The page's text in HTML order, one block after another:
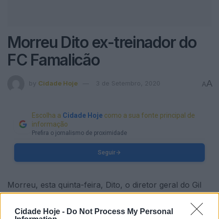
Cidade Hoje - Do Not Process My Personal
Morreu Dito ex-treinador do
FC Famalicão
by Cidade Hoje 3 de Setembro, 2020 AA
Escolha a Cidade Hoje como a sua fonte principal de
informação
Prefira o jornalismo de proximidade
Seguir
Morreu, esta quinta-feira, Dito, o diretor geral do Gil